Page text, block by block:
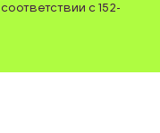
с 152-